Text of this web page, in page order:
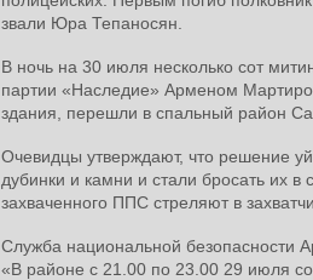
звали Юра Тепаносян.
В ночь на 30 июля несколько сот
партии «Наследие» Арменом
здания, перешли в спальный район
Очевидцы утверждают, что решение
дубинки и камни и стали бросать их
захваченного ППС стреляют в
Служба национальной безопасности
«В районе с 21.00 по 23.00 29 июля